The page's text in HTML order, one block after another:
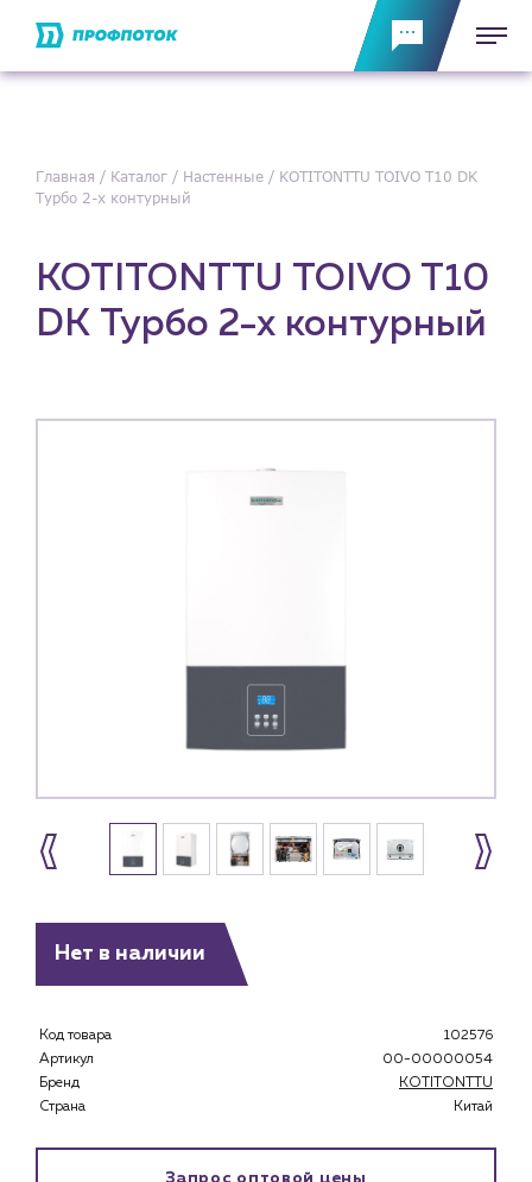
Главная Каталог Настенные
KOTITONTTU TOIVO T10 DK
Турбо 2-х контурный
KOTITONTTU TOIVO T10
DK Турбо 2-х контурный
Нет в наличии
Код товара
102576
Артикул
00-00000054
Бренд
KOTITONTTU
Страна
Китай
Запрос оптовой цены